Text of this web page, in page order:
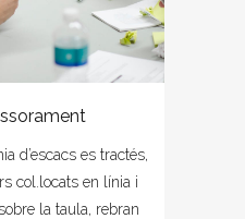
d’escacs es tractés,
col.locats en línia i
la taula, rebran